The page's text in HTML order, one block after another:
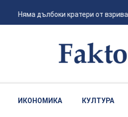
Няма дълбоки кратери от взрива
ИКОНОМИКА КУЛТУРА